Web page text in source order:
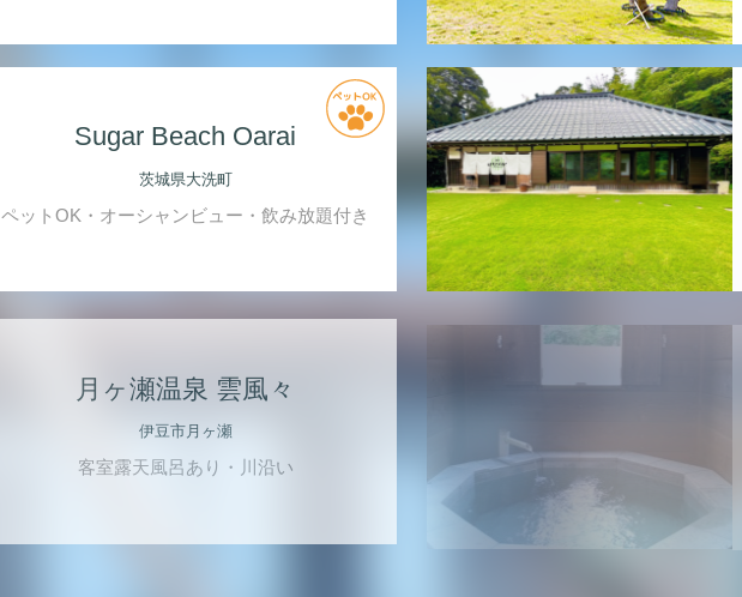
Sugar Beach Oarai
茨城県大洗町
ペットOK・オーシャンビュー・飲み放題付き
月ヶ瀬温泉 雲風々
伊豆市月ヶ瀬
客室露天風呂あり・川沿い